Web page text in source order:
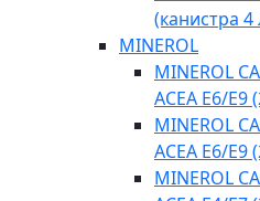
(канистра 4
MINEROL
MINEROL
ACEA E6/E9
MINEROL
ACEA E6/E9
MINEROL